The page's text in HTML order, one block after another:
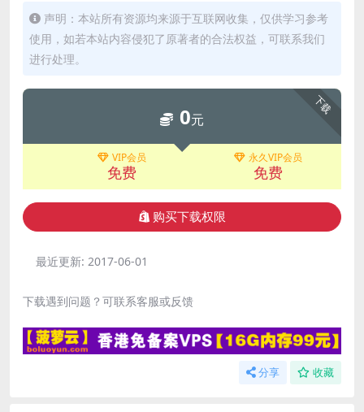
声明：本站所有资源均来源于互联网收集，仅供学习参考
使用，如若本站内容侵犯了原著者的合法权益，可联系我们
进行处理。
下载
0元
VIP会员
免费
永久VIP会员
免费
购买下载权限
最近更新: 2017-06-01
下载遇到问题？可联系客服或反馈
分享 收藏